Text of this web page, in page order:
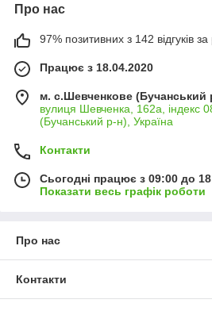
Про нас
97% позитивних з 142 відгуків за
Працює з 18.04.2020
м. с.Шевченкове (Бучанський
вулиця Шевченка, 162а, індекс
(Бучанський р-н), Україна
Контакти
Сьогодні працює з 09:00 до
Показати весь графік роботи
Про нас
Контакти